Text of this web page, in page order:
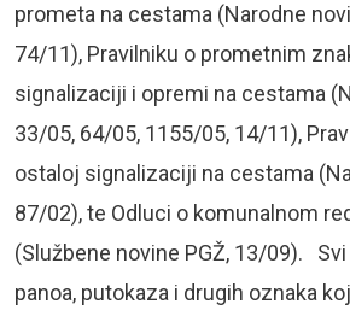
prometa na cestama (Narodne
74/11), Pravilniku o prometnim
signalizaciji i opremi na cestama
33/05, 64/05, 1155/05, 14/11),
ostaloj signalizaciji na cestama
87/02), te Odluci o komunalnom
(Službene novine PGŽ, 13/09).
panoa, putokaza i drugih oznaka